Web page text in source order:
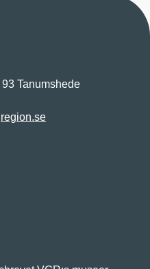
Tanumshede